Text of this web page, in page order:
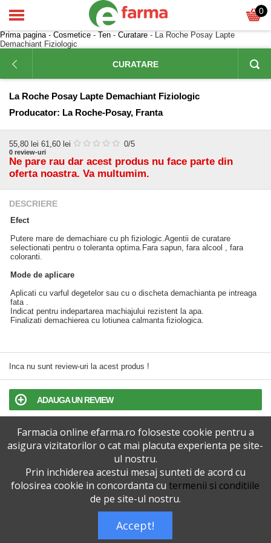
0
Prima pagina- Cosmetice - Ten - Curatare - La Roche Posay Lapte
Demachiant Fiziologic
CURATARE
La Roche Posay Lapte Demachiant Fiziologic
Producator: La Roche-Posay, Franta
55,80 lei 61,60 lei 0/5
0 review-uri
Ne pare rau dar acest produs nu face parte din
oferta noastra. Va multumim.
DESCRIERE
Efect
Putere mare de demachiare cu ph fiziologic.Agentii de curatare
selectionati pentru o toleranta optima.Fara sapun, fara alcool , fara
coloranti.
Mode de aplicare
Aplicati cu varful degetelor sau cu o discheta demachianta pe intreaga
fata .
Indicat pentru indepartarea machiajului rezistent la apa.
Finalizati demachierea cu lotiunea calmanta fiziologica.
Inca nu sunt review-uri la acest produs !
ADAUGA UN REVIEW
TERMENI SI CONDITII
POLITICA DE CONFIDENTIALITATE
VERSIUNEA DESKTOP
Farmacia online efarma.ro foloseste cookie pentru a
asigura vizitatorilor o cat mai placuta experienta pe site-
ul nostru.
Prin inchiderea acestui mesaj sunteti de acord cu
folosirea cookie in concordanta cu termenii si conditiile
de pe site-ul nostru.
Accept!